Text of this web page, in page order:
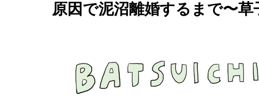
原因で泥沼離婚するまで〜草